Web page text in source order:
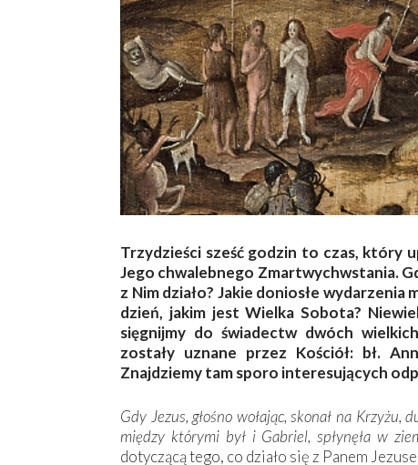
Trzydzieści sześć godzin to czas, który
Jego chwalebnego Zmartwychwstania.
z Nim działo? Jakie doniosłe wydarzenia
dzień, jakim jest Wielka Sobota?
sięgnijmy do świadectw dwóch
zostały uznane przez Kościół: bł.
Znajdziemy tam sporo interesujących
Gdy Jezus, głośno wołając, skonał na
między którymi był i Gabriel, spłynęła w
dotyczącą tego, co działo się z Panem